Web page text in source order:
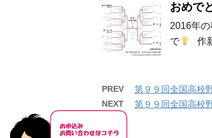
おめで
2016年
で
作
PREV 第９９回全国高校
NEXT 第９９回全国高校